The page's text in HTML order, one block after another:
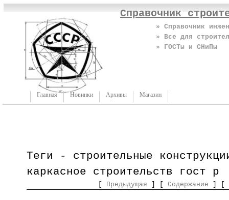
Справочник
» Справочник
» Все для
» ГОСТы и СНиПы
Главная Новинки Архивы Магазин
Теги - строительные
каркасное строительств гост р
Предыдущая Содержание